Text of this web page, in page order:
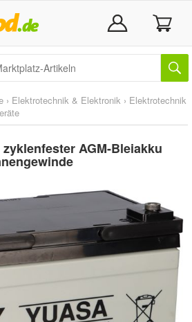
› Elektrotechnik & Elektronik › Elektrotechnik
zyklenfester AGM-Bleiakku